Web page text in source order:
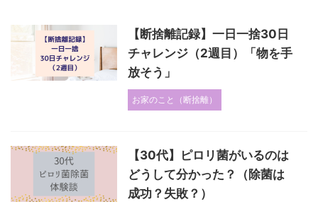
【断捨離記録】一日一捨30日
チャレンジ（2週目）「物を手
放そう」
お家のこと（断捨離）
【30代】ピロリ菌がいるのは
どうして分かった？（除菌は
成功？失敗？）